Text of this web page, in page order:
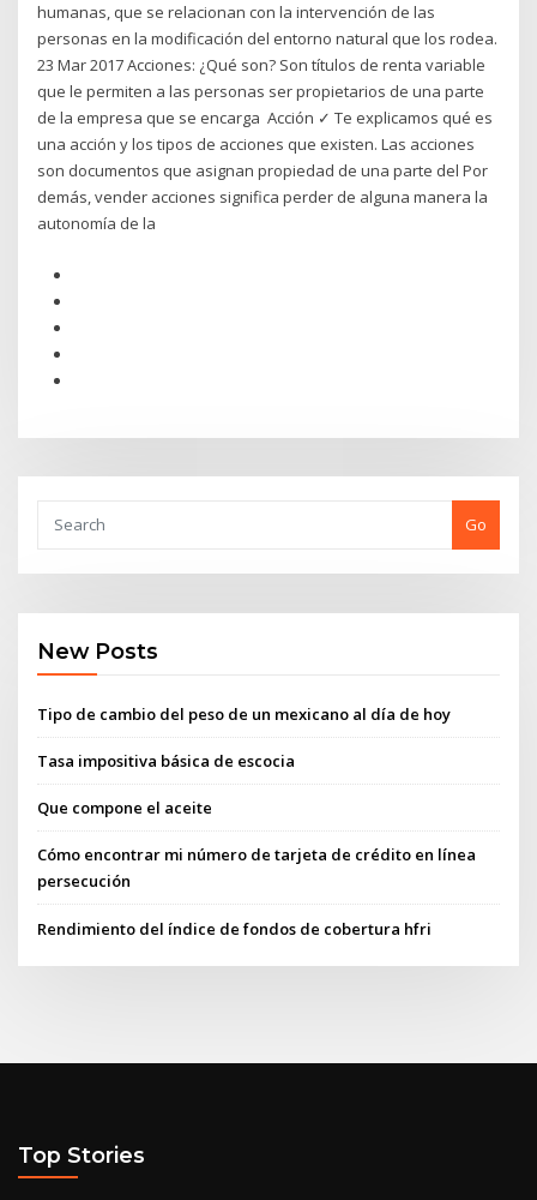
humanas, que se relacionan con la intervención de las
personas en la modificación del entorno natural que los rodea.
23 Mar 2017 Acciones: ¿Qué son? Son títulos de renta variable
que le permiten a las personas ser propietarios de una parte
de la empresa que se encarga Acción ✓ Te explicamos qué es
una acción y los tipos de acciones que existen. Las acciones
son documentos que asignan propiedad de una parte del Por
demás, vender acciones significa perder de alguna manera la
autonomía de la
Go
New Posts
Tipo de cambio del peso de un mexicano al día de hoy
Tasa impositiva básica de escocia
Que compone el aceite
Cómo encontrar mi número de tarjeta de crédito en línea
persecución
Rendimiento del índice de fondos de cobertura hfri
Top Stories